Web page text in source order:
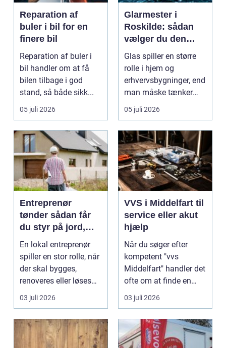
Reparation af
buler i bil for en
finere bil
Reparation af buler i
bil handler om at få
bilen tilbage i god
stand, så både sikk...
05 juli 2026
Glarmester i
Roskilde: sådan
vælger du den
rette fagmand til
dine glasopgaver
Glas spiller en større
rolle i hjem og
erhvervsbygninger, end
man måske tænker
ov...
05 juli 2026
Entreprenør
tønder sådan får
du styr på jord,
dræn og kloak
En lokal entreprenør
spiller en stor rolle, når
der skal bygges,
renoveres eller løses
problemer und...
03 juli 2026
VVS i Middelfart til
service eller akut
hjælp
Når du søger efter
kompetent "vvs
Middelfart" handler det
ofte om at finde en
lokal, fa...
03 juli 2026